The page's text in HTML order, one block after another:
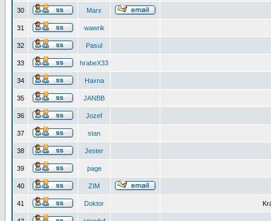
30 Marx
31 wawrik
32 Pasul
33 hrabeX33
34 Haxna
35 JANBB
36 Jozef
37 stan
38 Jester
39 page
40 ZIM
41 Doktor